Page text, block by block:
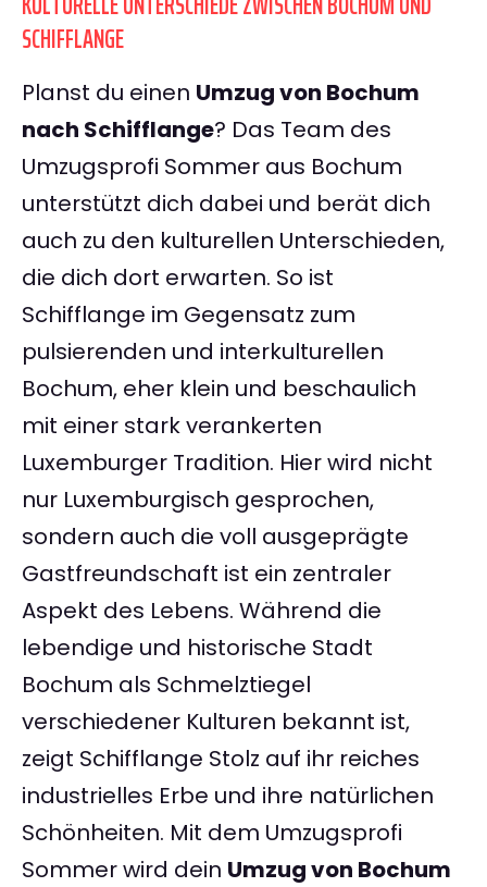
SCHIFFLANGE
Planst du einen Umzug von Bochum
nach Schifflange? Das Team des
Umzugsprofi Sommer aus Bochum
unterstützt dich dabei und berät dich
auch zu den kulturellen Unterschieden,
die dich dort erwarten. So ist
Schifflange im Gegensatz zum
pulsierenden und interkulturellen
Bochum, eher klein und beschaulich
mit einer stark verankerten
Luxemburger Tradition. Hier wird nicht
nur Luxemburgisch gesprochen,
sondern auch die voll ausgeprägte
Gastfreundschaft ist ein zentraler
Aspekt des Lebens. Während die
lebendige und historische Stadt
Bochum als Schmelztiegel
verschiedener Kulturen bekannt ist,
zeigt Schifflange Stolz auf ihr reiches
industrielles Erbe und ihre natürlichen
Schönheiten. Mit dem Umzugsprofi
Sommer wird dein Umzug von Bochum